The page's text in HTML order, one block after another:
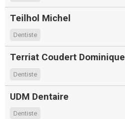
Teilhol Michel
Dentiste
Terriat Coudert Dominique
Dentiste
UDM Dentaire
Dentiste